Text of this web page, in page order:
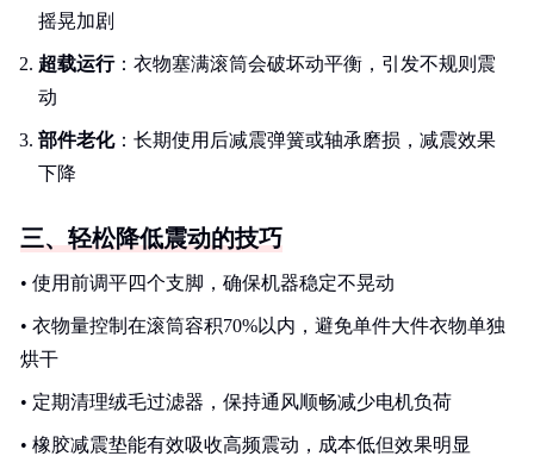
摇晃加剧
超载运行：衣物塞满滚筒会破坏动平衡，引发不规则震
动
部件老化：长期使用后减震弹簧或轴承磨损，减震效果
下降
三、轻松降低震动的技巧
• 使用前调平四个支脚，确保机器稳定不晃动
• 衣物量控制在滚筒容积70%以内，避免单件大件衣物单独
烘干
• 定期清理绒毛过滤器，保持通风顺畅减少电机负荷
• 橡胶减震垫能有效吸收高频震动，成本低但效果明显